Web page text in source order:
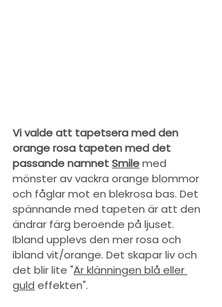
Vi valde att tapetsera med den
orange rosa tapeten med det
passande namnet Smile med
mönster av vackra orange blommor
och fåglar mot en blekrosa bas. Det
spännande med tapeten är att den
ändrar färg beroende på ljuset.
Ibland upplevs den mer rosa och
ibland vit/orange. Det skapar liv och
det blir lite "Är klänningen blå eller
guld effekten".